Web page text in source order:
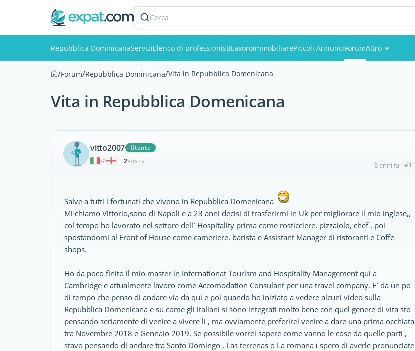
Cerca
Repubblica DominicanaServiziElenco di professionistiLavoroImmobiliarePiccoli AnnunciForumAltro
/Forum/Repubblica Dominicana/Vita in Repubblica Domenicana
Vita in Repubblica Domenicana
vitto2007
Utente
|
2POSTS 8 anni fa #1
Salve a tutti i fortunati che vivono in Repubblica Domenicana
Mi chiamo Vittorio,sono di Napoli e a 23 anni decisi di trasferirmi in Uk per migliorare il mio inglese,,
col tempo ho lavorato nel settore dell` Hospitality prima come rosticciere, pizzaiolo, chef , poi
spostandomi al Front of House come cameriere, barista e Assistant Manager di ristoranti e Coffe
shops.
Ho da poco finito il mio master in Internationat Tourism and Hospitality Management qui a
Cambridge e attualmente lavoro come Accomodation Consulant per una travel company. E` da un po
di tempo che penso di andare via da qui e poi quando ho iniziato a vedere alcuni video sulla
Repubblica Domenicana e su come gli italiani si sono integrati molto bene con quel genere di vita sto
pensando seriamente di venire a vivere li , ma ovviamente preferirei venire a dare una prima occhiata
tra Novembre 2018 e Gennaio 2019. Se possibile vorrei sapere come vanno le cose da quelle parti ,
stavo pensando di andare tra Santo Domingo , Las terrenas o La romana ( spero di averle pronunciate